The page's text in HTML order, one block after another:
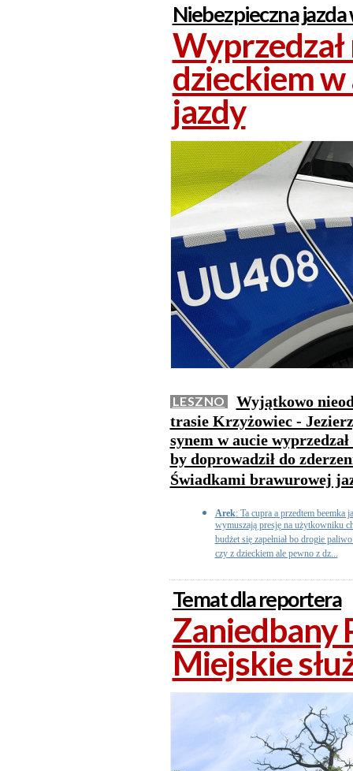
Niebezpieczna
Wyprzedzał
dzieckiem w
jazdy
LESZNO
Wyjątkowo
trasie Krzyżowiec -
synem w aucie
by doprowadził do
Świadkami brawurowej
Arek: Ta cupra a przedtem beemka
wymuszają presję na użytkowniku
budżet się zapełniał bo drogie
czy z dzieckiem ale pewno z dz...
Temat dla reportera
Zaniedbany
Miejskie